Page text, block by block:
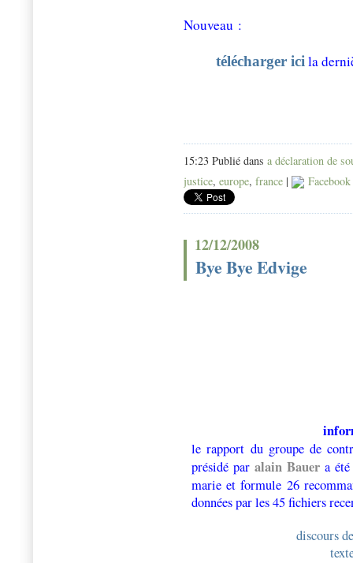
Nouveau :
télécharger ici la
15:23 Publié dans a déclaration de
justice, europe, france | Facebook
12/12/2008
Bye Bye Edvige
le rapport du groupe de
présidé paralain Bauer a
marie et formule 26
données par les 45 fichiers
discours